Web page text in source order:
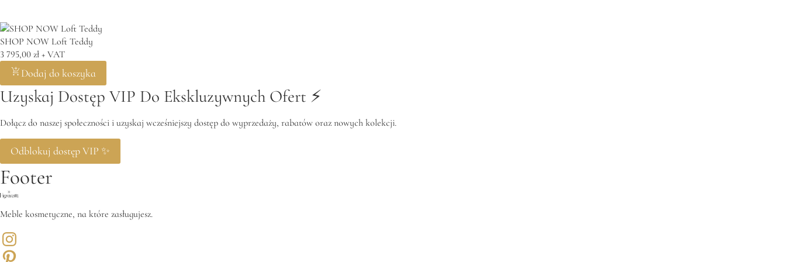
SHOP NOW Loft Teddy
3 795,00 zł + VAT
Dodaj do koszyka
Uzyskaj Dostęp VIP Do Ekskluzywnych Ofert ⚡️
Dołącz do naszej społeczności i uzyskaj wcześniejszy dostęp do wyprzedaży, rabatów oraz nowych kolekcji.
Odblokuj dostęp VIP ✨
Footer
Meble kosmetyczne, na które zasługujesz.